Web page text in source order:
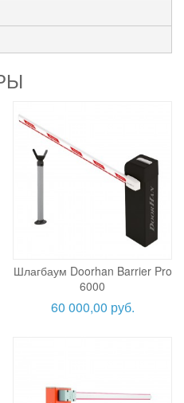
Шлагбаум Doorhan Barrier Pro
6000
60 000,00 руб.